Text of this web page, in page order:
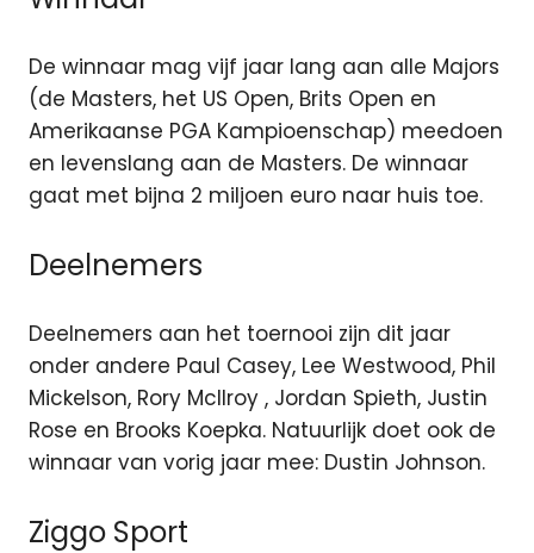
De winnaar mag vijf jaar lang aan alle Majors
(de Masters, het US Open, Brits Open en
Amerikaanse PGA Kampioenschap) meedoen
en levenslang aan de Masters. De winnaar
gaat met bijna 2 miljoen euro naar huis toe.
Deelnemers
Deelnemers aan het toernooi zijn dit jaar
onder andere Paul Casey, Lee Westwood, Phil
Mickelson, Rory McIlroy , Jordan Spieth, Justin
Rose en Brooks Koepka. Natuurlijk doet ook de
winnaar van vorig jaar mee: Dustin Johnson.
Ziggo Sport